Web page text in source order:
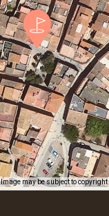
Image may be subject to copyright